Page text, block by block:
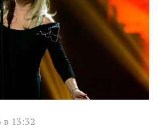
в 13:32